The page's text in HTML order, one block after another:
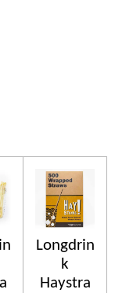
Longdrin
k
Haystra